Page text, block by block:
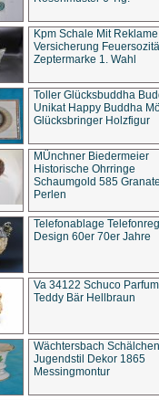
Kpm Schale Mit Reklame
Versicherung
Zeptermarke 1. Wahl
Toller Glücksbuddha
Unikat Happy Buddha
Glücksbringer Holzfigur
MÜnchner Biedermeier
Historische Ohrringe
Schaumgold 585
Perlen
Telefonablage
Design 60er 70er Jahre
Va 34122 Schuco
Teddy Bär Hellbraun
Wächtersbach Schälchen
Jugendstil Dekor 1865
Messingmontur